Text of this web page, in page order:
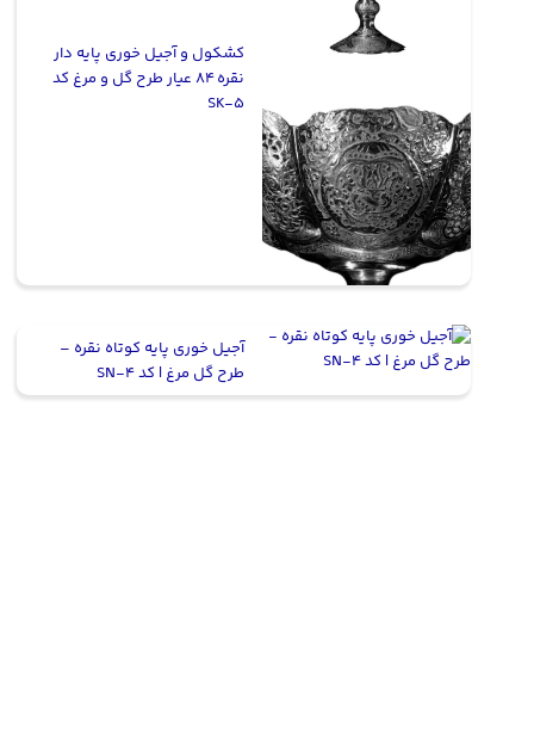
کشکول و آجیل خوری پایه دار
نقره 84 عیار طرح گل و مرغ کد
SK-5
آجیل خوری پایه کوتاه نقره –
طرح گل مرغ | کد SN-4